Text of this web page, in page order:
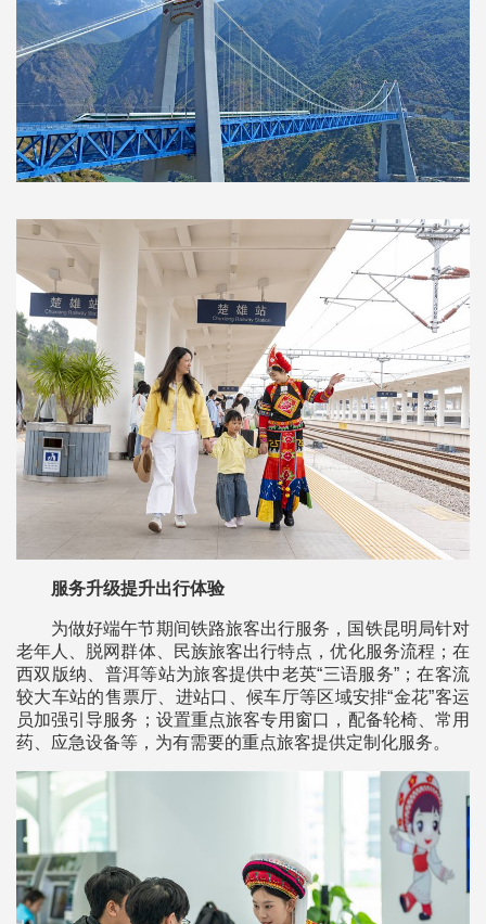
服务升级提升出行体验
为做好端午节期间铁路旅客出行服务，国铁昆明局针对
老年人、脱网群体、民族旅客出行特点，优化服务流程；在
西双版纳、普洱等站为旅客提供中老英“三语服务”；在客流
较大车站的售票厅、进站口、候车厅等区域安排“金花”客运
员加强引导服务；设置重点旅客专用窗口，配备轮椅、常用
药、应急设备等，为有需要的重点旅客提供定制化服务。